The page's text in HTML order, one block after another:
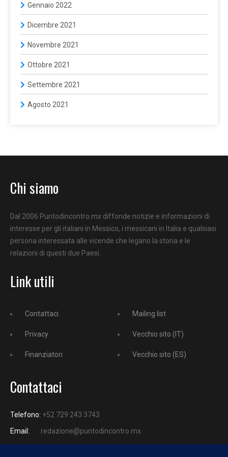
Gennaio 2022
Dicembre 2021
Novembre 2021
Ottobre 2021
Settembre 2021
Agosto 2021
Chi siamo
Dal 2006 Puntodincontro.mx diffonde notizie e informazioni di
interesse per gli italiani in Messico, i messicani in Italia e qualsiasi
persona interessata alle vicende che legano la storia e le
relazioni di questi due Paesi.
Link utili
Contattaci
Privacy
Finanziatori
Mailing list
Vecchio sito (IT)
Vecchio sito (ES)
Contattaci
Telefono: +52 729 243 3743
Email:
redazione@puntodincontro.mx